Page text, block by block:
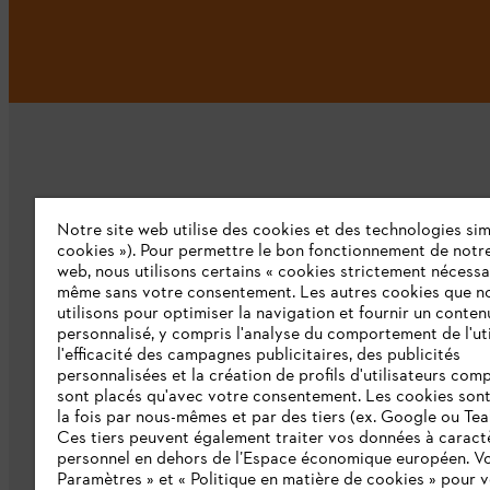
L'Entreprise
Qui sommes-nous ?
Presse
Emploi
Ligne Intégrité STIHL
Développement durable
Notre site web utilise des cookies et des technologies
cookies »). Pour permettre le bon fonctionnement de
web, nous utilisons certains « cookies strictement
même sans votre consentement. Les autres cookies que
utilisons pour optimiser la navigation et fournir un
personnalisé, y compris l'analyse du comportement de
l'efficacité des campagnes publicitaires, des publicités
personnalisées et la création de profils d'utilisateurs
sont placés qu'avec votre consentement. Les cookies
la fois par nous-mêmes et par des tiers (ex. Google ou
Ces tiers peuvent également traiter vos données à
personnel en dehors de l’Espace économique européen.
Paramètres » et « Politique en matière de cookies » pour